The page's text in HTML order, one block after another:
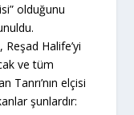
olduğunu
Halife’yi
ve tüm
Tanrı’nın elçisi
şunlardır: